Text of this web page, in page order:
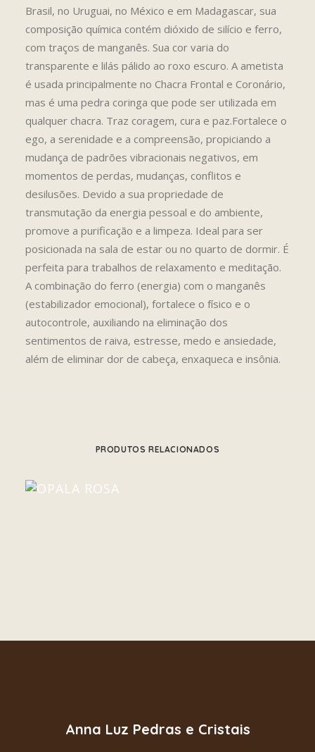
Brasil, no Uruguai, no México e em Madagascar, sua
composição química contém dióxido de silício e ferro,
com traços de manganês. Sua cor varia do
transparente e lilás pálido ao roxo escuro. A ametista
é usada principalmente no Chacra Frontal e Coronário,
mas é uma pedra coringa que pode ser utilizada em
qualquer chacra. Traz coragem, cura e paz.Fortalece o
ego, a serenidade e a compreensão, propiciando a
mudança de padrões vibracionais negativos, em
momentos de perdas, mudanças, conflitos e
desilusões. Devido a sua propriedade de
transmutação da energia pessoal e do ambiente,
promove a purificação e a limpeza. Ideal para ser
posicionada na sala de estar ou no quarto de dormir. É
perfeita para trabalhos de relaxamento e meditação.
A combinação do ferro (energia) com o manganês
(estabilizador emocional), fortalece o físico e o
autocontrole, auxiliando na eliminação dos
sentimentos de raiva, estresse, medo e ansiedade,
além de eliminar dor de cabeça, enxaqueca e insônia.
PRODUTOS RELACIONADOS
Anna Luz Pedras e Cristais